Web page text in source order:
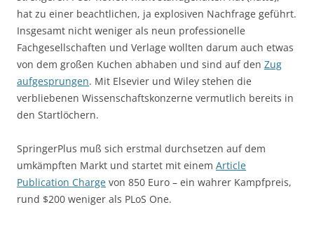
hat zu einer beachtlichen, ja explosiven Nachfrage geführt.
Insgesamt nicht weniger als neun professionelle
Fachgesellschaften und Verlage wollten darum auch etwas
von dem großen Kuchen abhaben und sind auf den Zug
aufgesprungen. Mit Elsevier und Wiley stehen die
verbliebenen Wissenschaftskonzerne vermutlich bereits in
den Startlöchern.
SpringerPlus muß sich erstmal durchsetzen auf dem
umkämpften Markt und startet mit einem Article
Publication Charge von 850 Euro – ein wahrer Kampfpreis,
rund $200 weniger als PLoS One.